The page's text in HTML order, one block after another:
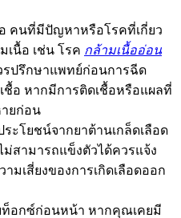
คนที่มีปัญหาหรือโรคที่เกี่ยว
เนื้อ เช่น โรค กล้ามเนื้ออ่อน
วรปรึกษาแพทย์ก่อนการฉีด
ชื้อ หากมีการติดเชื้อหรือแผลที่
ยก่อน
ะโยชน์จากยาต้านเกล็ดเลือด
สามารถแข็งตัวได้ควรแจ้ง
มเสี่ยงของการเกิดเลือดออก
ท็อกซ์ก่อนหน้า หากคุณเคยมี